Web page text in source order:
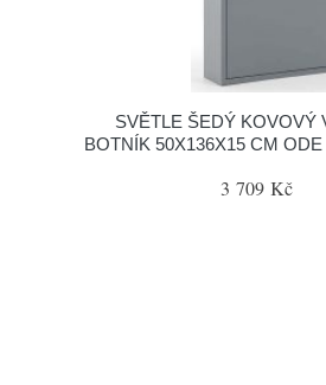
SVĚTLE ŠEDÝ KOVOVÝ
BOTNÍK 50X136X15 CM
3 709 Kč